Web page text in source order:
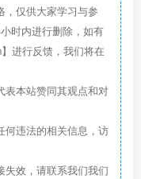
，仅供大家学习与参
时内进行删除，如有
进行反馈，我们将在
表本站赞同其观点和对
何违法的相关信息，访
失效，请联系我们我们